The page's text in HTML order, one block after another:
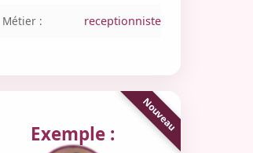
Métier : receptionniste
Exemple :